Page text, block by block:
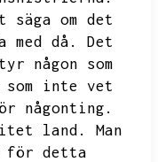
om det
då.
Det
någon som
inte vet
någonting.
land.
Man
för detta